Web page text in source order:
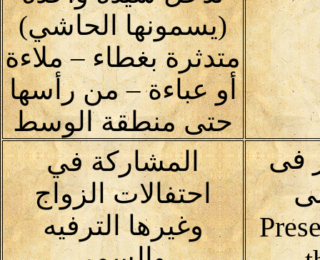
(يسمونها الحاشي)
متدثرة بغطاء – ملاءة
أو عباءة – من رأسها
حتى منطقة الوسط
فى
المشاركة في
احتفالات الزواج
وغيرها الترفيه